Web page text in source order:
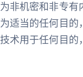
非机密和非专
适当的任何目
术用于任何目